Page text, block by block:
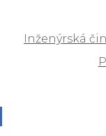
Inženýrská